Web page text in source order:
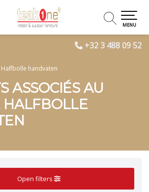
+32 3 488 09 52
MENU
Halfbolle handvaten
ASSOCIÉS AU
HALFBOLLE
Open filters